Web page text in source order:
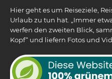
Hier geht es um Reiseziele,
Urlaub zu tun hat. „Immer
werfen den zweiten Blick,
Kopf“ und liefern Fotos und